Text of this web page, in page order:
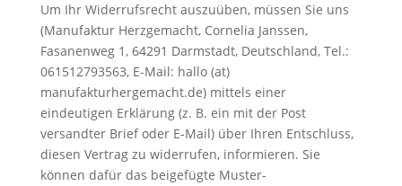
Um Ihr Widerrufsrecht auszuüben, müssen Sie uns
(Manufaktur Herzgemacht, Cornelia Janssen,
Fasanenweg 1, 64291 Darmstadt, Deutschland, Tel.:
061512793563, E-Mail: hallo (at)
manufakturhergemacht.de) mittels einer
eindeutigen Erklärung (z. B. ein mit der Post
versandter Brief oder E-Mail) über Ihren Entschluss,
diesen Vertrag zu widerrufen, informieren. Sie
können dafür das beigefügte Muster-